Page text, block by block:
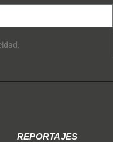
REPORTAJES